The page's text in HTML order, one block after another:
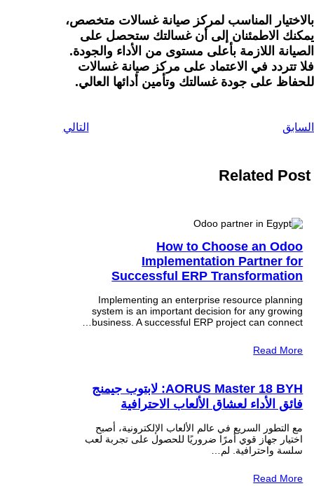
بالاختيار المناسب لمركز صيانة غسالات متخصص،
يمكنك الاطمئنان إلى أن غسالتك ستحصل على
الصيانة اللازمة بأعلى مستوى من الأداء والجودة.
فلا تتردد في الاعتماد على مركز صيانة غسالات
للحفاظ على جودة غسالتك وتأمين أدائها العالي.
السابق التالي
Related Post
How to Choose an Odoo
Implementation Partner for
Successful ERP Transformation
Implementing an enterprise resource planning
system is an important decision for any growing
business. A successful ERP project can connect…
Read More
AORUS Master 18 BYH: لابتوب جيمنج
فائق الأداء لعشاق الألعاب الاحترافية
مع التطور السريع في عالم الألعاب الإلكترونية، أصبح
اختيار جهاز قوي أمرًا ضروريًا للحصول على تجربة لعب
سلسة واحترافية. لم…
Read More